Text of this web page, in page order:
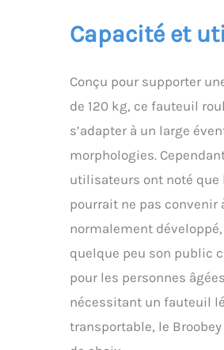
Par
ne
The
to sit
and
Capacité et
Conçu pour supporter
de 120 kg, ce fauteuil
s’adapter à un large
morphologies.
utilisateurs ont noté que
pourrait ne pas convenir
normalement
quelque peu son public
pour les personnes
nécessitant un fauteuil
transportable, le